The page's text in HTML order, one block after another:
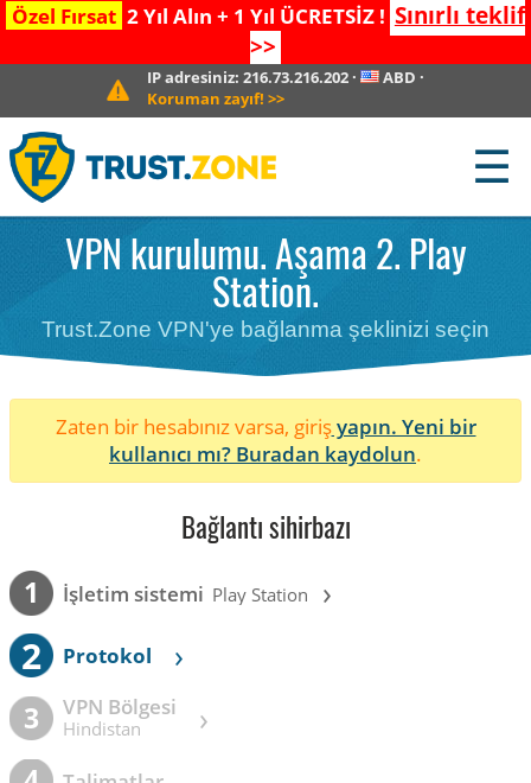
Özel Fırsat 2 Yıl Alın + 1 Yıl ÜCRETSİZ ! Sınırlı teklif
>>
IP adresiniz:216.73.216.202 · ABD ·
Koruman zayıf! >>
☰
VPN kurulumu. Aşama 2. Play
Station.
Trust.Zone VPN'ye bağlanma şeklinizi seçin
Zaten bir hesabınız varsa, girişyapın. Yeni bir
kullanıcı mı? Buradan kaydolun.
Bağlantı sihirbazı
1 İşletim sistemi Play Station ›
2 Protokol ›
3 VPN Bölgesi
Hindistan ›